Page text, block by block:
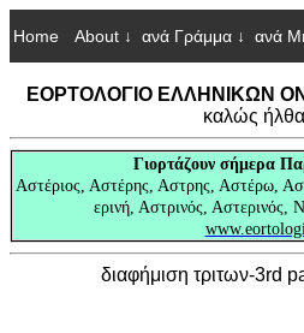
Home About ↓ ανά Γράμμα ↓ ανά
ΕΟΡΤΟΛΟΓΙΟ ΕΛΛΗΝΙΚΩΝ
καλώς
Γιορτάζουν σήμερα
Αστέριος, Αστέρης, Αστρης, Αστέρω,
ερινή, Αστρινός, Αστερινός,
διαφήμιση τριτων-3rd